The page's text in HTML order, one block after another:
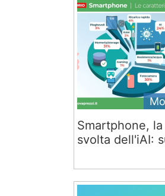
Smartphone, la
svolta dell'iAI: